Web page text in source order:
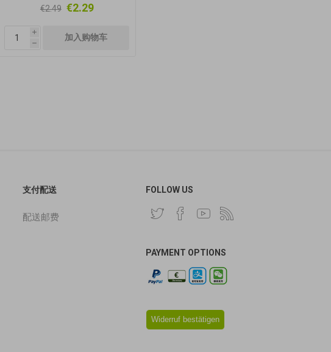
€2.49 €2.29
i
h
支付配送
配送邮费
FOLLOW US
PAYMENT OPTIONS
Widerruf bestätigen